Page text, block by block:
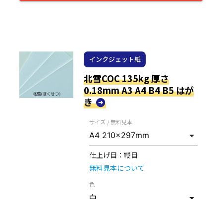
インクジェット紙
北雪COC 135kg 厚さ
0.18mm A3 A4 B4 B5 はが
き
サイズ / 無料見本
仕上げ目： 縦目
無料見本について
色